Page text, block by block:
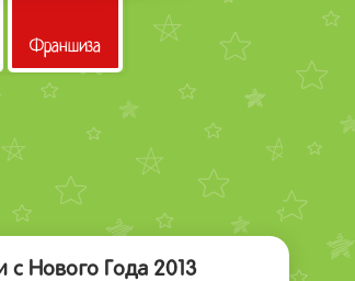
Франшиза
Нового Года 2013